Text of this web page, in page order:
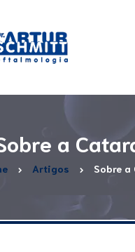
a
Artigos Sobre a